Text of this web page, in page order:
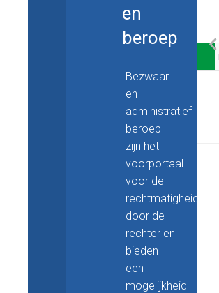
en
beroep
Bezwaar
en
administratief
beroep
zijn het
voorportaal
voor de
door de
rechter en
bieden
een
mogelijkheid